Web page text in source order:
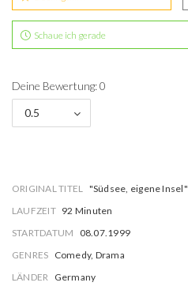
Schaue ich gerade
Deine Bewertung: 0
0.5
ORIGINAL TITEL "Südsee, eigene Insel"
LAUFZEIT 92 Minuten
STARTDATUM
08.07.1999
GENRES Comedy, Drama
LÄNDER Germany